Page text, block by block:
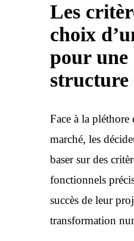
Les
choix
pour une
structure
Face à la pléthore
marché, les
baser sur des
fonctionnels
succès de leur
transformation